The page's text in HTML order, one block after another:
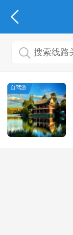
自驾游